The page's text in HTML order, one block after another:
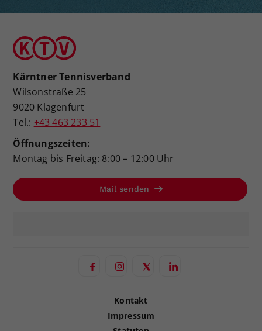
Kärntner Tennisverband
Wilsonstraße 25
9020 Klagenfurt
Tel.: +43 463 233 51
Öffnungszeiten:
Montag bis Freitag: 8:00 – 12:00 Uhr
Mail senden
Kontakt
Impressum